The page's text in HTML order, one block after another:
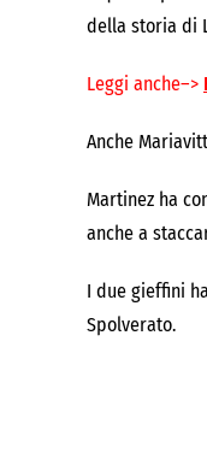
della storia di
Leggi anche–>
Anche
Martinez ha
anche a
I due gieffini
Spolverato.